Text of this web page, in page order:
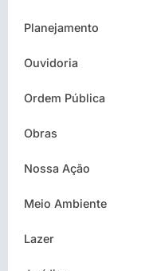
Planejamento
Ouvidoria
Ordem Pública
Obras
Nossa Ação
Meio Ambiente
Lazer